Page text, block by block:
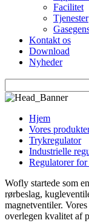
Facilitet
Tjenester
Kontakt os
Download
Nyheder
Hjem
Vores
Trykregulator
Industrielle
Regulatorer
Wofly startede som
rørbeslag,
magnetventiler.
overlegen kvalitet af